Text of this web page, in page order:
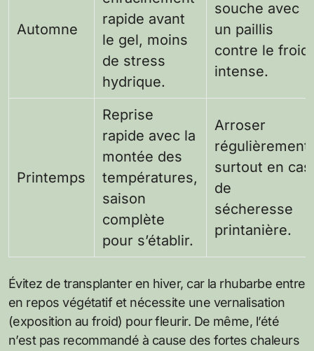
Automne
rapide avant
le gel, moins
de stress
hydrique.
souche avec
un paillis
contre le froid
intense.
Printemps
Reprise
rapide avec la
montée des
températures,
saison
complète
pour s’établir.
Arroser
régulièrement,
surtout en cas
de
sécheresse
printanière.
Évitez de transplanter en hiver, car la rhubarbe entre
en repos végétatif et nécessite une vernalisation
(exposition au froid) pour fleurir. De même, l’été
n’est pas recommandé à cause des fortes chaleurs